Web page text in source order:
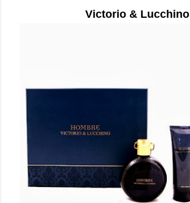
Victorio & Lucchino